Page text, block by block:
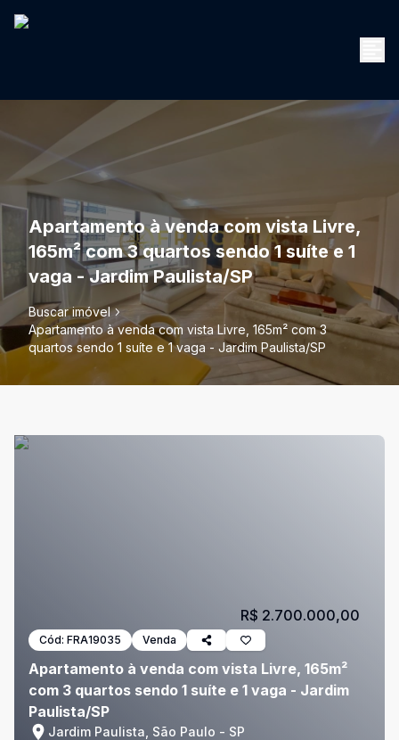
Apartamento à venda com vista Livre,
165m² com 3 quartos sendo 1 suíte e 1
vaga - Jardim Paulista/SP
Buscar imóvel
Apartamento à venda com vista Livre, 165m² com 3
quartos sendo 1 suíte e 1 vaga - Jardim Paulista/SP
Cód: FRA19035 Venda
Apartamento à venda com vista Livre, 165m²
com 3 quartos sendo 1 suíte e 1 vaga - Jardim
Paulista/SP
Jardim Paulista, São Paulo - SP
R$ 2.700.000,00